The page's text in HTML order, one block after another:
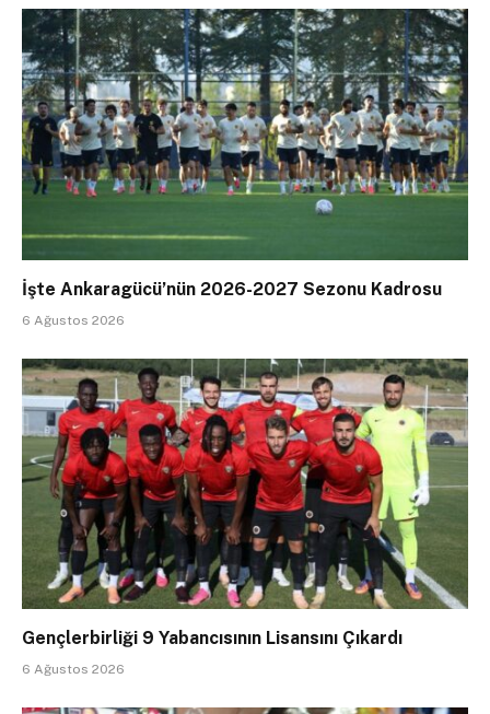
İşte Ankaragücü’nün 2026-2027 Sezonu Kadrosu
6 Ağustos 2026
Gençlerbirliği 9 Yabancısının Lisansını Çıkardı
6 Ağustos 2026